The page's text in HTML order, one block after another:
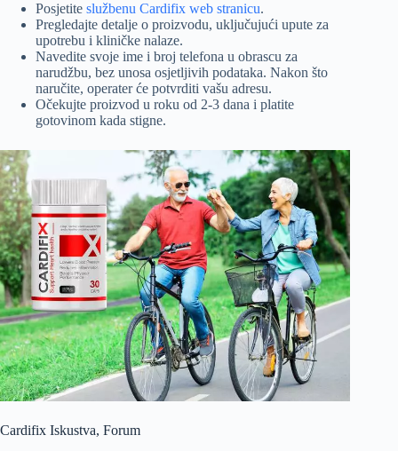
Posjetite službenu Cardifix web stranicu.
Pregledajte detalje o proizvodu, uključujući upute za
upotrebu i kliničke nalaze.
Navedite svoje ime i broj telefona u obrascu za
narudžbu, bez unosa osjetljivih podataka. Nakon što
naručite, operater će potvrditi vašu adresu.
Očekujte proizvod u roku od 2-3 dana i platite
gotovinom kada stigne.
Cardifix Iskustva, Forum